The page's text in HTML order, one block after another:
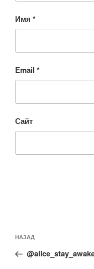
Имя *
Email *
Сайт
по
записям
Предыдущая
запись:
НАЗАД